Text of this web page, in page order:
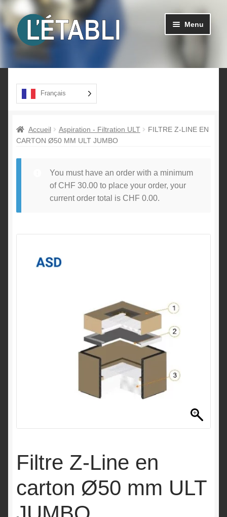
Aller
à
Aller
au
contenu
Menu
Produits
le
A propos
Français
Accueil Aspiration - Filtration ULT
FILTRE Z-LINE EN
CARTON Ø50 MM ULT JUMBO
You must have an order with a minimum
of CHF 30.00to place your order, your
current order total is CHF 0.00.
Filtre Z-Line en
carton Ø50 mm ULT